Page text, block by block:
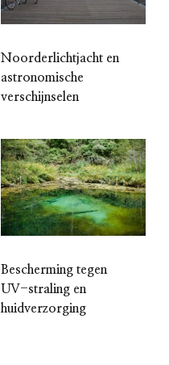
Noorderlichtjacht en
astronomische
verschijnselen
Bescherming tegen
UV-straling en
huidverzorging